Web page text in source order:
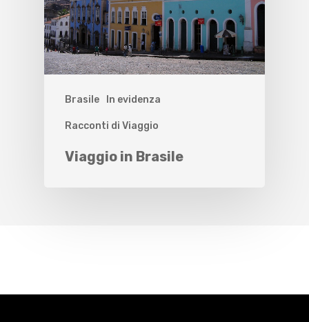
Brasile In evidenza
Racconti di Viaggio
Viaggio in Brasile